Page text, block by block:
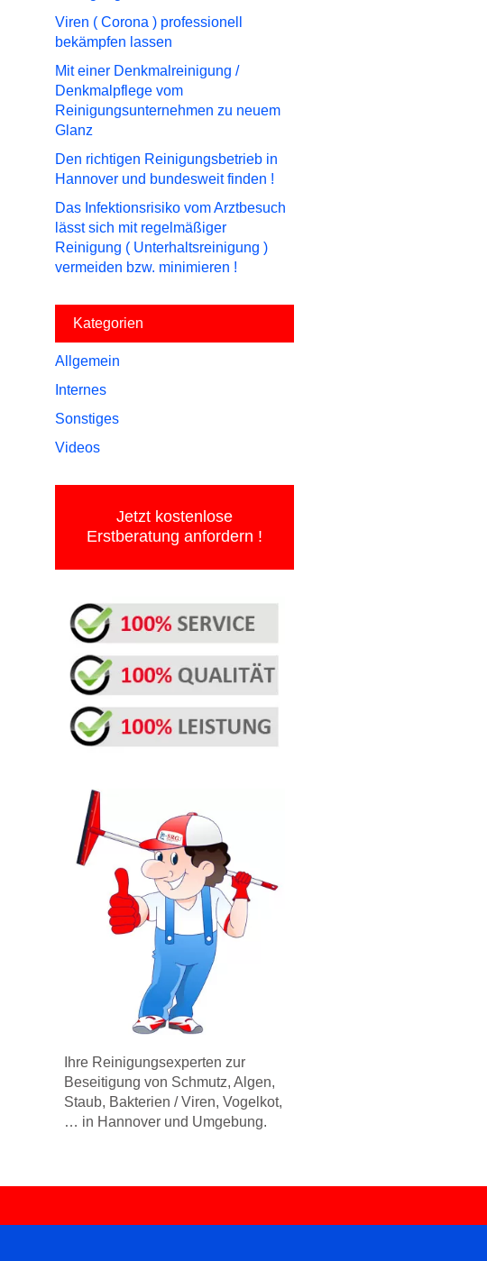
Viren ( Corona ) professionell
bekämpfen lassen
Mit einer Denkmalreinigung /
Denkmalpflege vom
Reinigungsunternehmen zu neuem
Glanz
Den richtigen Reinigungsbetrieb in
Hannover und bundesweit finden !
Das Infektionsrisiko vom Arztbesuch
lässt sich mit regelmäßiger
Reinigung ( Unterhaltsreinigung )
vermeiden bzw. minimieren !
Kategorien
Allgemein
Internes
Sonstiges
Videos
Jetzt kostenlose
Erstberatung anfordern !
Ihre Reinigungsexperten zur
Beseitigung von Schmutz, Algen,
Staub, Bakterien / Viren, Vogelkot,
… in Hannover und Umgebung.